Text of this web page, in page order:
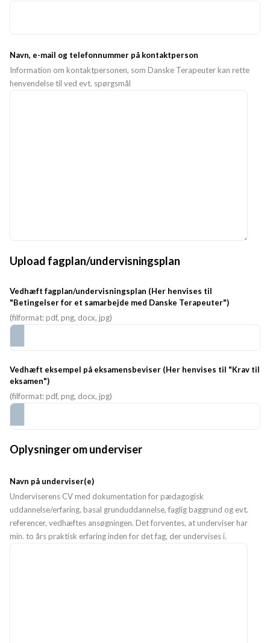
Navn, e-mail og telefonnummer på kontaktperson
Information om kontaktpersonen, som Danske Terapeuter kan rette
henvendelse til ved evt. spørgsmål
Upload fagplan/undervisningsplan
Vedhæft fagplan/undervisningsplan (Her henvises til
"Betingelser for et samarbejde med Danske Terapeuter")
(filformat: pdf, png, docx, jpg)
Vedhæft eksempel på eksamensbeviser (Her henvises til "Krav til
eksamen")
(filformat: pdf, png, docx, jpg)
Oplysninger om underviser
Navn på underviser(e)
Underviserens CV med dokumentation for pædagogisk
uddannelse/erfaring, basal grunduddannelse, faglig baggrund og evt.
referencer, vedhæftes ansøgningen. Det forventes, at underviser har
min. to års praktisk erfaring inden for det fag, der undervises i.